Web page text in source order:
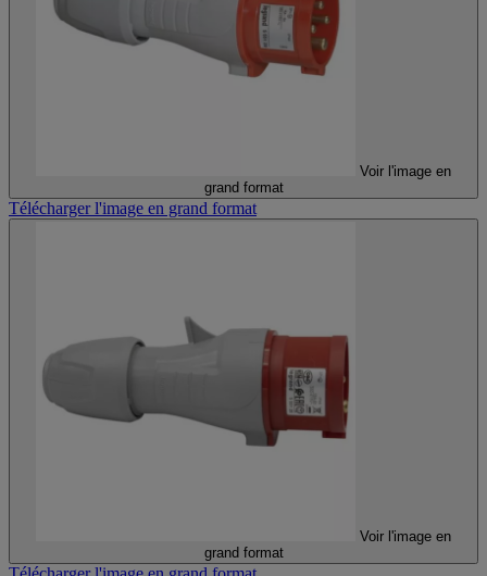
Voir l'image en
grand format
Télécharger l'image en grand format
Voir l'image en
grand format